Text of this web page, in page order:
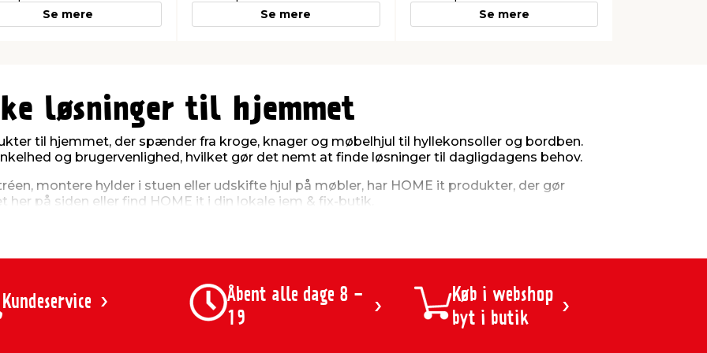
Se mere Se mere Se mere
løsninger til hjemmet
til hjemmet, der spænder fra kroge, knager og møbelhjul til hyllekonsoller og bordben.
og brugervenlighed, hvilket gør det nemt at finde løsninger til dagligdagens behov.​
montere hylder i stuen eller udskifte hjul på møbler, har HOME it produkter, der gør
her på siden eller find HOME it i din lokale jem & fix-butik.
til garderoben
Kundeservice
Åbent alle dage 8 -
19
Køb i webshop
byt i butik